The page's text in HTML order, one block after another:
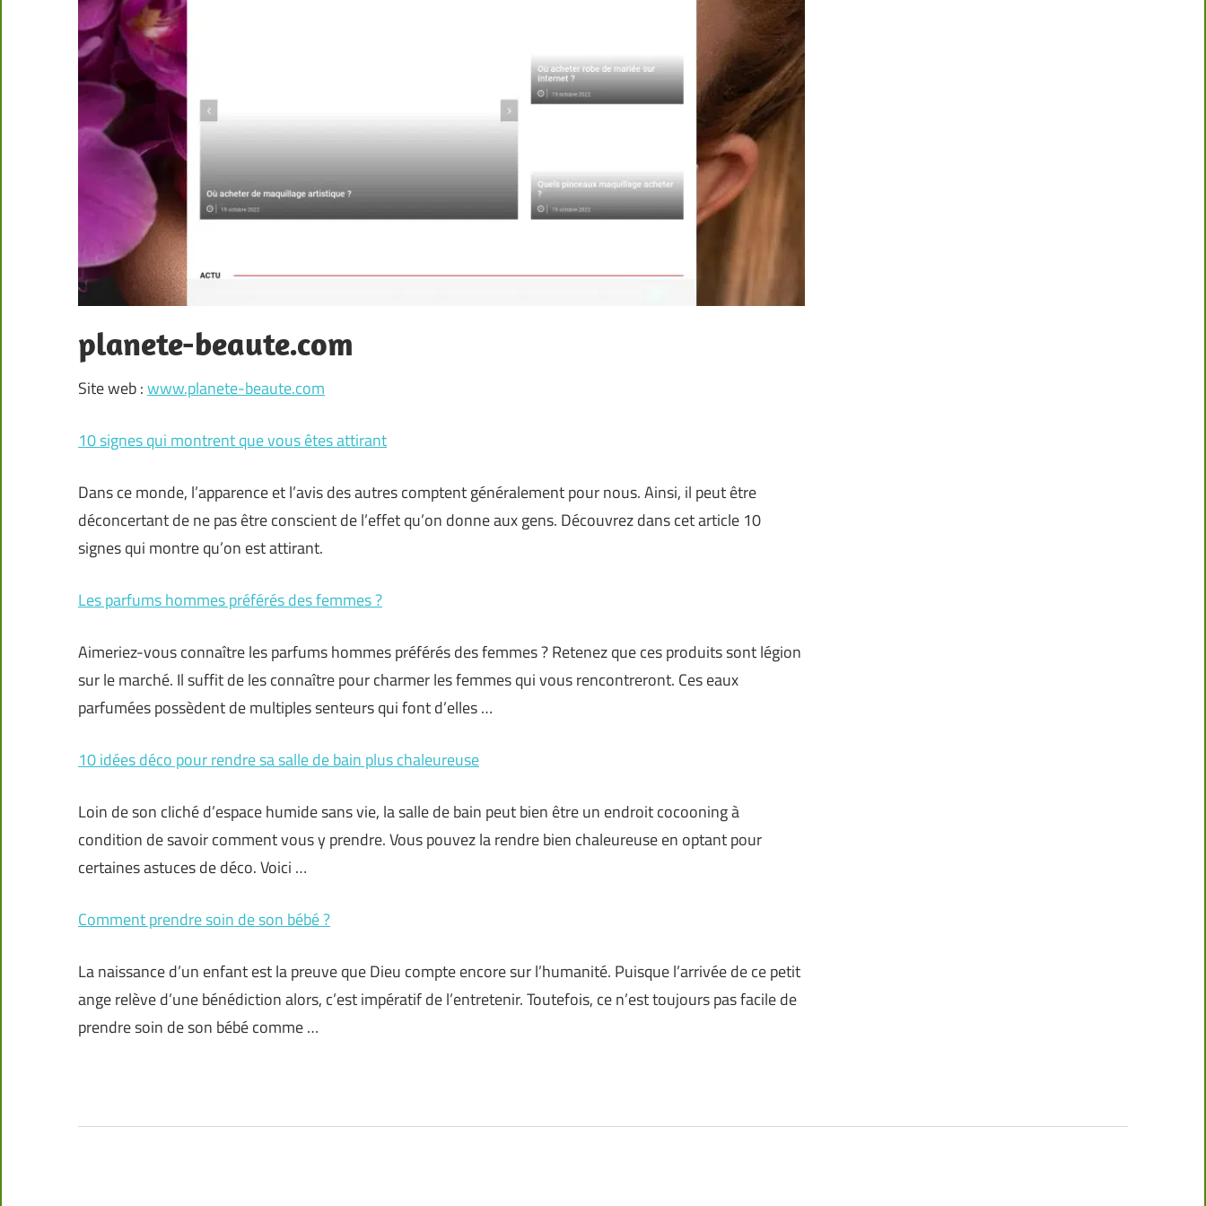
planete-beaute.com
Site web :www.planete-beaute.com
10 signes qui montrent que vous êtes attirant
Dans ce monde, l’apparence et l’avis des autres comptent généralement pour nous. Ainsi, il peut être
déconcertant de ne pas être conscient de l’effet qu’on donne aux gens. Découvrez dans cet article 10
signes qui montre qu’on est attirant.
Les parfums hommes préférés des femmes ?
Aimeriez-vous connaître les parfums hommes préférés des femmes ? Retenez que ces produits sont légion
sur le marché. Il suffit de les connaître pour charmer les femmes qui vous rencontreront. Ces eaux
parfumées possèdent de multiples senteurs qui font d’elles …
10 idées déco pour rendre sa salle de bain plus chaleureuse
Loin de son cliché d’espace humide sans vie, la salle de bain peut bien être un endroit cocooning à
condition de savoir comment vous y prendre. Vous pouvez la rendre bien chaleureuse en optant pour
certaines astuces de déco. Voici …
Comment prendre soin de son bébé ?
La naissance d’un enfant est la preuve que Dieu compte encore sur l’humanité. Puisque l’arrivée de ce petit
ange relève d’une bénédiction alors, c’est impératif de l’entretenir. Toutefois, ce n’est toujours pas facile de
prendre soin de son bébé comme …